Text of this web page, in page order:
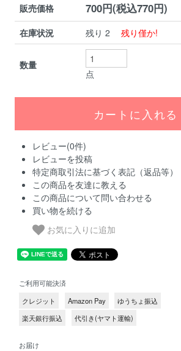
販売価格
700円(税込770円)
在庫状況 残り 2残り僅か!
数量
点
レビュー(0件)
レビューを投稿
特定商取引法に基づく表記（返品等）
この商品を友達に教える
この商品について問い合わせる
買い物を続ける
お気に入りに追加
ご利用可能決済
クレジット
Amazon Pay
ゆうちょ振込
楽天銀行振込
代引き(ヤマト運輸)
お届け